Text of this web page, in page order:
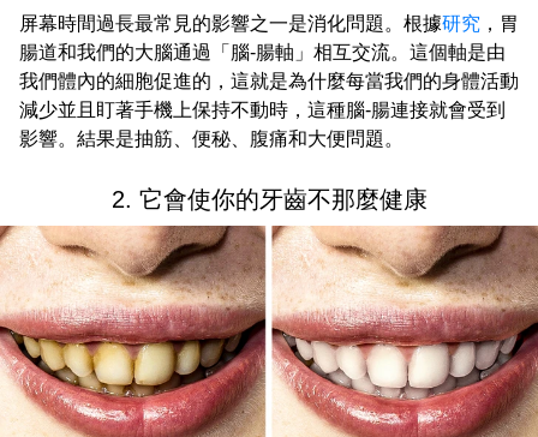
屏幕時間過長最常見的影響之一是消化問題。根據研究 ，胃
腸道和我們的大腦通過「腦-腸軸」相互交流。這個軸是由
我們體內的細胞促進的，這就是為什麼每當我們的身體活動
減少並且盯著手機上保持不動時，這種腦-腸連接就會受到
影響。結果是抽筋、便秘、腹痛和大便問題。
2. 它會使你的牙齒不那麼健康